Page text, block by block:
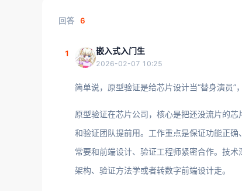
回答 6
1 嵌入式入门生
2026-02-07 10:25
简单说，原型验证是给芯片设计当“替身演员”
原型验证在芯片公司，核心是把还没流片的
和验证团队提前用。工作重点是保证功能正
常要和前端设计、验证工程师紧密合作。技
架构、验证方法学或者转数字前端设计走。